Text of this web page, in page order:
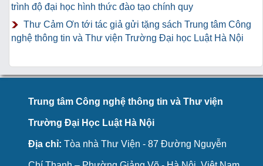
trình độ đại học hình thức đào tạo chính quy
Thư Cảm Ơn tới tác giả gửi tặng sách Trung tâm Công
nghệ thông tin và Thư viện Trường Đại học Luật Hà Nội
Trung tâm Công nghệ thông tin và Thư viện
Trường Đại Học Luật Hà Nội
Địa chỉ: Tòa nhà Thư Viện - 87 Đường Nguyễn